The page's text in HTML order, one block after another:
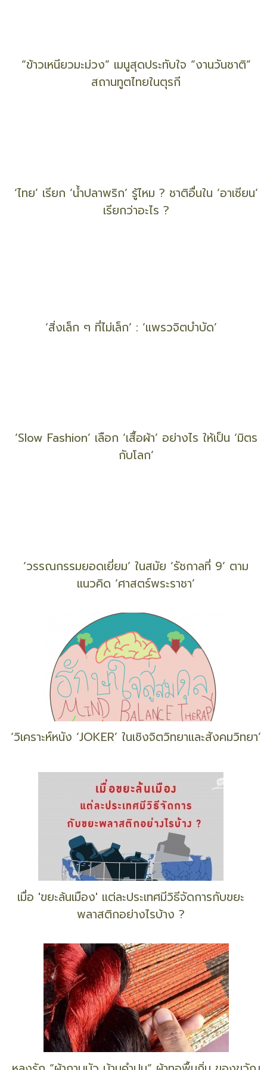
ไม่มี ‘สิ่งแวดล้อมที่ยั่งยืน’ หากไร้ซึ่ง ‘ความเป็นธรรมทาง
สังคม’ : พินิจสถานะสิ่งแวดล้อมไทยปี 2562
เปิดรายชื่อ 66 เล่ม ‘บทกวี’ ส่งประกวด ‘รางวัลซีไรต์’
ปี 62
“ข้าวเหนียวมะม่วง” เมนูสุดประทับใจ “งานวันชาติ”
‘ไทย’ เรียก ‘น้ำปลาพริก’ รู้ไหม ? ชาติอื่นใน ‘อาเซียน’
‘สิ่งเล็ก ๆ ที่ไม่เล็ก’ : ‘แพรวจิตบำบัด’
‘Slow Fashion’ เลือก ‘เสื้อผ้า’ อย่างไร ให้เป็น ‘มิตร
กับโลก’
‘วรรณกรรมยอดเยี่ยม’ ในสมัย ‘รัชกาลที่ 9’ ตาม
แนวคิด ‘ศาสตร์พระราชา’
‘วิเคราะห์หนัง ‘JOKER’ ในเชิงจิตวิทยาและสังคมวิทยา’